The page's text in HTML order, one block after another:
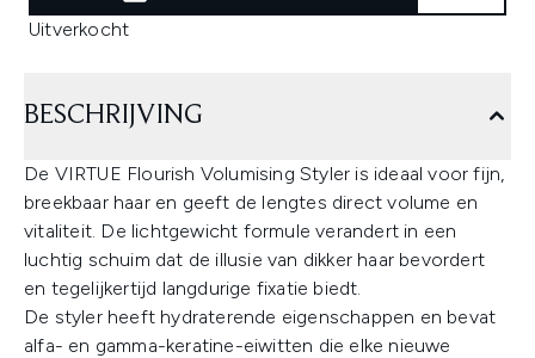
Uitverkocht
BESCHRIJVING
De VIRTUE Flourish Volumising Styler is ideaal voor fijn,
breekbaar haar en geeft de lengtes direct volume en
vitaliteit. De lichtgewicht formule verandert in een
luchtig schuim dat de illusie van dikker haar bevordert
en tegelijkertijd langdurige fixatie biedt.
De styler heeft hydraterende eigenschappen en bevat
alfa- en gamma-keratine-eiwitten die elke nieuwe